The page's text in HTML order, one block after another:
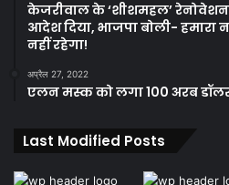
केजरीवाल के ‘शीशमहल’ रेनोवेशन
आदेश दिया, भाजपा बोली-
नहीं रहेगा!
अप्रैल 27, 2022
एलन मस्क को लगा 100 अरब
Last Modified Posts